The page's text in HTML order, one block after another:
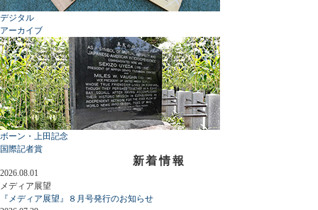
デジタル
アーカイブ
ボーン・上田記念
国際記者賞
新着情報
2026.08.01
メディア展望
『メディア展望』８月号発行のお知らせ